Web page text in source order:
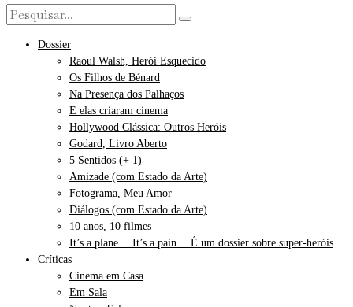
Dossier
Raoul Walsh, Herói Esquecido
Os Filhos de Bénard
Na Presença dos Palhaços
E elas criaram cinema
Hollywood Clássica: Outros Heróis
Godard, Livro Aberto
5 Sentidos (+ 1)
Amizade (com Estado da Arte)
Fotograma, Meu Amor
Diálogos (com Estado da Arte)
10 anos, 10 filmes
It’s a plane… It’s a pain… É um dossier sobre super-heróis
Críticas
Cinema em Casa
Em Sala